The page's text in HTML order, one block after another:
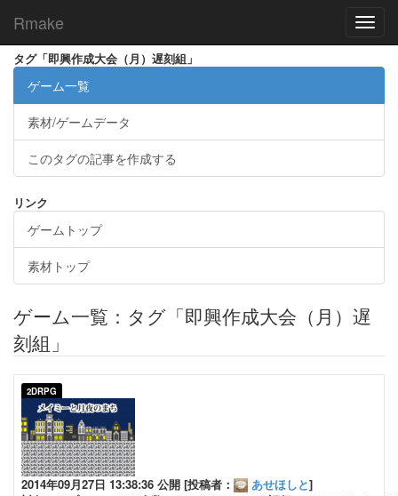
Rmake
タグ「即興作成大会（月）遅刻組」
ゲーム一覧
素材/ゲームデータ
このタグの記事を作成する
リンク
ゲームトップ
素材トップ
ゲーム一覧：タグ「即興作成大会（月）遅
刻組」
2DRPG
2014年09月27日 13:38:36 公開 [投稿者： あせほしと]